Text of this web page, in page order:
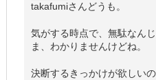
takafumiさんどうも。
気がする時点で、無駄なん
ま、わかりませんけどね。
決断するきっかけが欲しい